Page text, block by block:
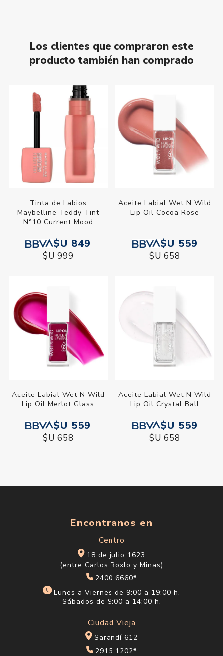
Los clientes que compraron este
producto también han comprado
Tinta de Labios
Maybelline Teddy Tint
N°10 Current Mood
$U 849
$U 999
Aceite Labial Wet N Wild
Lip Oil Cocoa Rose
$U 559
$U 658
Aceite Labial Wet N Wild
Lip Oil Merlot Glass
$U 559
$U 658
Aceite Labial Wet N Wild
Lip Oil Crystal Ball
$U 559
$U 658
Encontranos en
Centro
18 de julio 1623
(entre Carlos Roxlo y Minas)
2400 6660*
Lunes a Viernes de 9:00 a 19:00 h.
Sábados de 9:00 a 14:00 h.
Ciudad Vieja
Sarandí 612
2915 1202*